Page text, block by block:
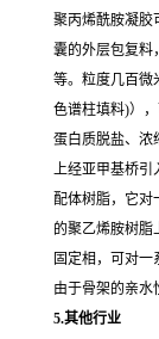
聚丙烯酰胺凝胶
囊的外层包复料
等。粒度几百微
色谱柱填料)）
蛋白质脱盐、浓
上经亚甲基桥
配体树脂，它对
的聚乙烯胺树脂
固定相，可对一
由于骨架的亲水
5.其他行业